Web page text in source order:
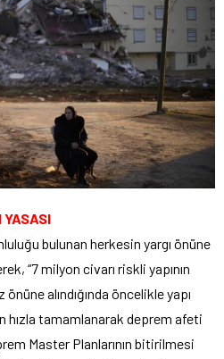
YASASI
bulunan herkesin yargı önüne
“7 milyon civarı riskli yapının
alındığında öncelikle yapı
hızla tamamlanarak deprem afeti
Master Planlarının bitirilmesi